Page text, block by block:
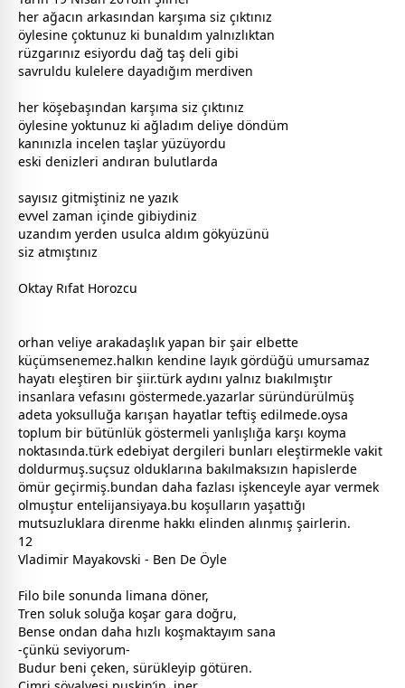
her ağacın arkasından karşıma siz çıktınız
öylesine çoktunuz ki bunaldım yalnızlıktan
rüzgarınız esiyordu dağ taş deli gibi
savruldu kulelere dayadığım merdiven
her köşebaşından karşıma siz çıktınız
öylesine yoktunuz ki ağladım deliye döndüm
kanınızla incelen taşlar yüzüyordu
eski denizleri andıran bulutlarda
sayısız gitmiştiniz ne yazık
evvel zaman içinde gibiydiniz
uzandım yerden usulca aldım gökyüzünü
siz atmıştınız
Oktay Rıfat Horozcu
orhan veliye arakadaşlık yapan bir şair elbette
küçümsenemez.halkın kendine layık gördüğü umursamaz
hayatı eleştiren bir şiir.türk aydını yalnız bıakılmıştır
insanlara vefasını göstermede.yazarlar süründürülmüş
adeta yoksulluğa karışan hayatlar teftiş edilmede.oysa
toplum bir bütünlük göstermeli yanlışlığa karşı koyma
noktasında.türk edebiyat dergileri bunları eleştirmekle vakit
doldurmuş.suçsuz olduklarına bakılmaksızın hapislerde
ömür geçirmiş.bundan daha fazlası işkenceyle ayar vermek
olmuştur entelijansiyaya.bu koşulların yaşattığı
mutsuzluklara direnme hakkı elinden alınmış şairlerin.
12
Vladimir Mayakovski - Ben De Öyle
Filo bile sonunda limana döner,
Tren soluk soluğa koşar gara doğru,
Bense ondan daha hızlı koşmaktayım sana
-çünkü seviyorum-
Budur beni çeken, sürükleyip götüren.